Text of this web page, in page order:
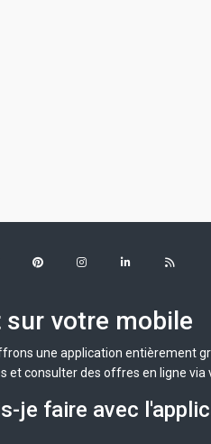
sur votre mobile
une application entièrement
et consulter des offres en ligne
je faire avec